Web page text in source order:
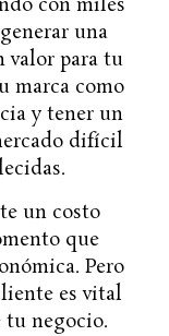
con miles
una
valor para tu
marca como
y tener un
difícil
un costo
que
Pero
es vital
tu negocio.